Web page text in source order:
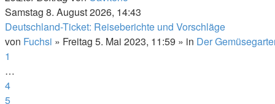
Samstag 8. August 2026, 14:43
Deutschland-Ticket: Reiseberichte und Vorschläge
von Fuchsi » Freitag 5. Mai 2023, 11:59 » in Der
1
…
4
5